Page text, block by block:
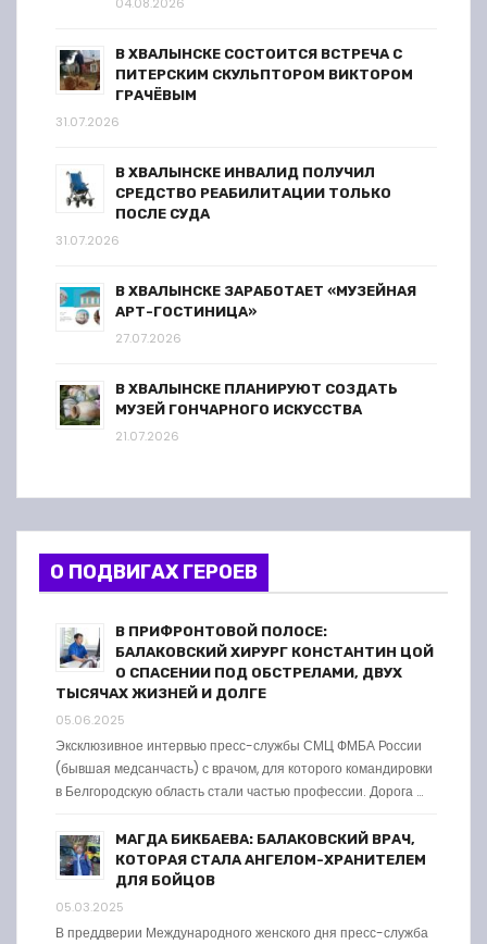
04.08.2026
В ХВАЛЫНСКЕ СОСТОИТСЯ ВСТРЕЧА С
ПИТЕРСКИМ СКУЛЬПТОРОМ ВИКТОРОМ
ГРАЧЁВЫМ
31.07.2026
В ХВАЛЫНСКЕ ИНВАЛИД ПОЛУЧИЛ
СРЕДСТВО РЕАБИЛИТАЦИИ ТОЛЬКО
ПОСЛЕ СУДА
31.07.2026
В ХВАЛЫНСКЕ ЗАРАБОТАЕТ «МУЗЕЙНАЯ
АРТ-ГОСТИНИЦА»
27.07.2026
В ХВАЛЫНСКЕ ПЛАНИРУЮТ СОЗДАТЬ
МУЗЕЙ ГОНЧАРНОГО ИСКУССТВА
21.07.2026
О ПОДВИГАХ ГЕРОЕВ
В ПРИФРОНТОВОЙ ПОЛОСЕ:
БАЛАКОВСКИЙ ХИРУРГ КОНСТАНТИН ЦОЙ
О СПАСЕНИИ ПОД ОБСТРЕЛАМИ, ДВУХ
ТЫСЯЧАХ ЖИЗНЕЙ И ДОЛГЕ
05.06.2025
Эксклюзивное интервью пресс-службы СМЦ ФМБА России
(бывшая медсанчасть) с врачом, для которого командировки
в Белгородскую область стали частью профессии. Дорога …
МАГДА БИКБАЕВА: БАЛАКОВСКИЙ ВРАЧ,
КОТОРАЯ СТАЛА АНГЕЛОМ-ХРАНИТЕЛЕМ
ДЛЯ БОЙЦОВ
05.03.2025
В преддверии Международного женского дня пресс-служба